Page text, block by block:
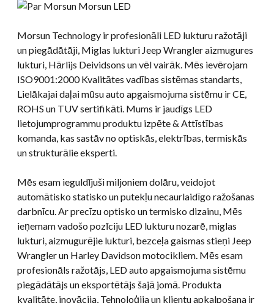
Morsun Technology ir profesionāli LED lukturu ražotāji
un piegādātāji, Miglas lukturi Jeep Wrangler aizmugures
lukturi, Hārlijs Deividsons un vēl vairāk. Mēs ievērojam
ISO9001:2000 Kvalitātes vadības sistēmas standarts,
Lielākajai daļai mūsu auto apgaismojuma sistēmu ir CE,
ROHS un TUV sertifikāti. Mums ir jaudīgs LED
lietojumprogrammu produktu izpēte & Attīstības
komanda, kas sastāv no optiskās, elektrības, termiskās
un strukturālie eksperti.
Mēs esam ieguldījuši miljoniem dolāru, veidojot
automātisko statisko un putekļu necaurlaidīgo ražošanas
darbnīcu. Ar precīzu optisko un termisko dizainu, Mēs
ieņemam vadošo pozīciju LED lukturu nozarē, miglas
lukturi, aizmugurējie lukturi, bezceļa gaismas stieņi Jeep
Wrangler un Harley Davidson motocikliem. Mēs esam
profesionāls ražotājs, LED auto apgaismojuma sistēmu
piegādātājs un eksportētājs šajā jomā. Produkta
kvalitāte, inovācija, Tehnoloģija un klientu apkalpošana ir